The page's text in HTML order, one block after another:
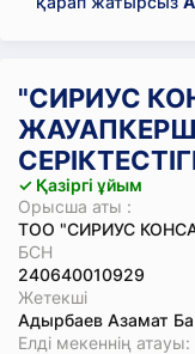
"СИРИУС
✓ Қазіргі ұйым
Орысша аты :
ТОО "СИРИУС
БСН
240640010929
Жетекші
Адырбаев Азамат
Елді мекеннің атауы: